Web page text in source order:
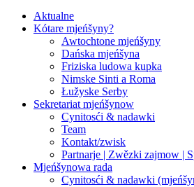
Aktualne
Kótare mjeńšyny?
Awtochtone mjeńšyny
Dańska mjeńšyna
Friziska ludowa kupka
Nimske Sinti a Roma
Łužyske Serby
Sekretariat mjeńšynow
Cynitosći & nadawki
Team
Kontakt/zwisk
Partnarje | Zwězki zajmow |
Mjeńšynowa rada
Cynitosći & nadawki